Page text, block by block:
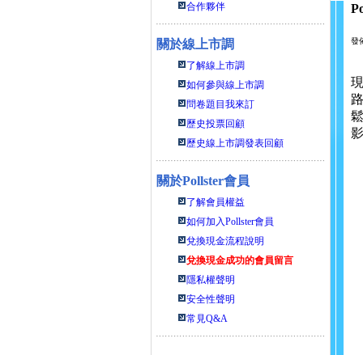
合作夥伴
關於線上市調
了解線上市調
如何參與線上市調
問卷題目我來訂
歷史投票回顧
歷史線上市調發表回顧
關於Pollster會員
了解會員權益
如何加入Pollster會員
兌換現金流程說明
兌換現金成功的會員留言
隱私權聲明
安全性聲明
常見Q&A
發